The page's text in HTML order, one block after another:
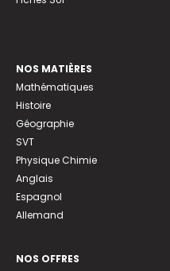
NOS MATIÈRES
Mathématiques
Histoire
Géographie
SVT
Physique Chimie
Anglais
Espagnol
Allemand
NOS OFFRES